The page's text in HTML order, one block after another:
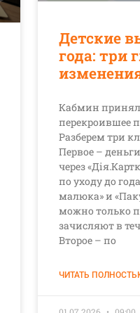
Детские
года: три
Кабмин принял
перекроившее
Разберем три
Первое –
через
по уходу до
малюка» и
можно только
зачисляют в
Второе – по
ЧИТАТЬ